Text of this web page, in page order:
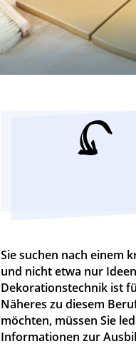
Sie suchen nach einem
und nicht etwa nur
Dekorationstechnik ist
Näheres zu diesem
möchten, müssen Sie
Informationen zur